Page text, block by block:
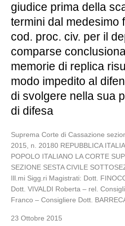
giudice prima della
termini dal medesimo
cod. proc. civ. per il
comparse
memorie di replica
modo impedito al
di svolgere nella sua
di difesa
Suprema Corte di Cassazione
2015, n. 20180 REPUBBLICA
POPOLO ITALIANO LA CORTE
SEZIONE SESTA CIVILE
Ill.mi Sigg.ri Magistrati: Dott.
Dott. VIVALDI Roberta – rel.
Franco – Consigliere Dott.
23 Ottobre 2015